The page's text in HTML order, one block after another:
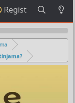
Regist